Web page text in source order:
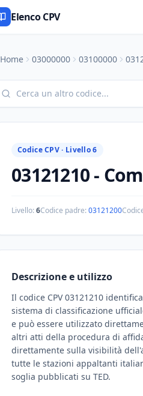
Elenco CPV
Home 03000000 03100000
Codice CPV · Livello 6
03121210-
Livello:6Codice padre:03121200
Descrizione e utilizzo
Il codice CPV 03121210
sistema di classificazione
e può essere utilizzato
altri atti della procedura di
direttamente sulla visibilità
tutte le stazioni appaltanti
soglia pubblicati su TED.